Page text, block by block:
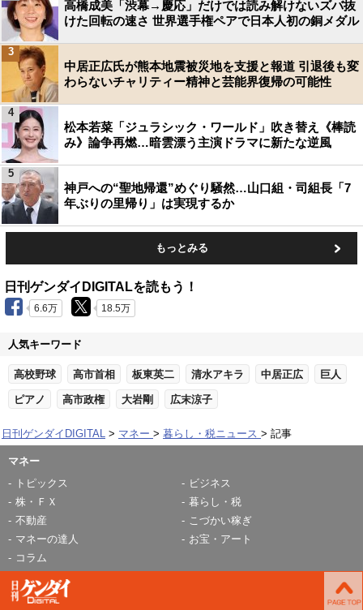
高橋成美「渋幕→慶応」だけでは読み解けないズバ抜
けた回転の速さ 世界選手権ペアで日本人初の銅メダル
中居正広氏が熊本地震被災地を支援と報道 引退後も変
わらないチャリティー精神と芸能界復帰の可能性
3
松本若菜「ジュラシック・ワールド」吹き替え《棒読
み》論争再燃…暗雲漂う主演ドラマに新たな逆風
4
神戸への“聖地帰還”めぐり騒然…山口組・司組長「7
年ぶりの里帰り」は実現するか
5
もっとみる
日刊ゲンダイDIGITALを読もう！
6.6万 18.5万
人気キーワード
高校野球 高市首相 板東英二 清水アキラ 中居正広 巨人
ピアノ 高市政権 大岩剛 広末涼子
日刊ゲンダイDIGITAL マネー 暮らし・税ニュース 記事
マネー
トピックス
ビジネス
株・ＦＸ
暮らし・税
不動産
こづかい稼ぎ
マネーの達人
お宝・アート
コラム